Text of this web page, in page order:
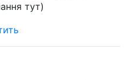
тут)